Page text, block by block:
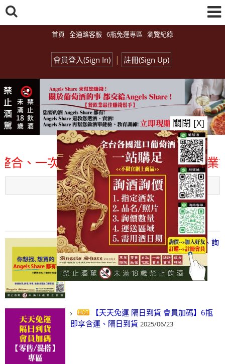
首頁 全通路客服 6瓶免運專區 瀏覽紀錄
會員登入(Sign In) | 註冊(Sign Up)
一次購足」各國進口酒類商品 專業詢(
Menu
總覽-促銷&活動
all events
【凡酒問Angels Share】線上選酒、詢
(尋)酒、詢價、零售、批發，看這裡!
2024/03/01
【天天免運 隔日到貨 會員加碼】6瓶
即享含運、隔日到貨 2025/06/23
關閉 [X]